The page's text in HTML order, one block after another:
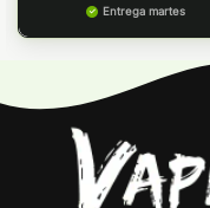
Entrega martes